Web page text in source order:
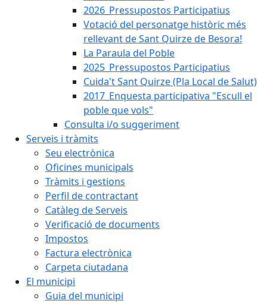
2026_Pressupostos Participatius
Votació del personatge històric més
rellevant de Sant Quirze de Besora!
La Paraula del Poble
2025_Pressupostos Participatius
Cuida't Sant Quirze (Pla Local de Salut)
2017_Enquesta participativa "Escull el
poble que vols"
Consulta i/o suggeriment
Serveis i tràmits
Seu electrònica
Oficines municipals
Tràmits i gestions
Perfil de contractant
Catàleg de Serveis
Verificació de documents
Impostos
Factura electrònica
Carpeta ciutadana
El municipi
Guia del municipi